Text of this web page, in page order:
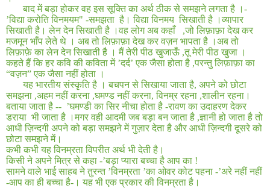
बाद में बड़ा होकर वह इस सूक्ति का अर्थ ठीक से समझने लगता है । -
’विद्या करोति विनमयम" -समझता है। विद्या विनमय सिखाती है ।व्यापार
सिखाती है। लेन देन सिखाती है ।वह लोग अब कहाँ
,जो लिफ़ाफ़ा देख कर
मजमून भाँप लेते थे । अब तो लिफ़ाफ़ा देख कर वज़न भापता है ।अब तो
लिफ़ाफ़े का लेन देन सिखाती है । मैं तेरी पीठ खुजाऊँ ,तू मेरी पीठ खुजा ।
कहते हैं कि हर कवि की कविता में ’दर्द’ एक जैसा होता है ,परन्तु लिफ़ाफ़ा का
“वज़न” एक जैसा नहीं होता ।
यह भारतीय संस्कृति है । बचपन से सिखाया जाता है, अपने को छोटा
समझना ,अहम नहीं करना ,घमण्ड नहीं करना, विनम्र रहना ,शालीन रहना।
बताया जाता है -- ’घमण्डी का सिर नीचा होता है -रावण का उदाहरण देकर
डराया भी जाता है ।मगर वही आदमी जब बड़ा बन जाता है ,ज्ञानी हो जाता है तो
आधी ज़िन्दगी अपने को बड़ा समझने में गुज़ार देता है और आधी ज़िन्दगी दूसरे को
छोटा समझने में।
कभी कभी यह विनम्रता विपरीत अर्थ भी देती है।
किसी ने अपने मित्र से कहा -’बड़ा प्यारा बच्चा है आप का !
सामने वाले भाई साहब ने तुरन्त ’विनम्रता ’का ओवर कोट पहना -’अरे नहीं नहीं
-आप का ही बच्चा है- । यह भी एक प्रकार की विनम्रता है।